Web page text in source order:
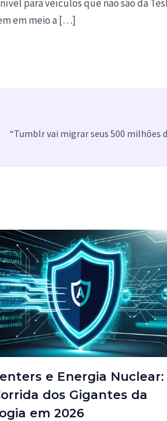
para veículos que não são da
em meio a […]
e Energia Nuclear:
dos Gigantes da
em 2026